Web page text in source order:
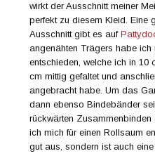
wirkt der Ausschnitt meiner
perfekt zu diesem Kleid. Eine
Ausschnitt gibt es auf
angenähten Trägers habe
entschieden, welche ich in 10
cm mittig gefaltet und
angebracht habe. Um das
dann ebenso Bindebänder
rückwärten
ich mich für einen Rollsaum
gut aus, sondern ist auch